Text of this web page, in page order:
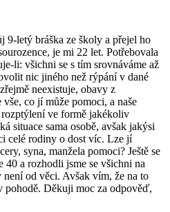
9-letý bráška ze školy a přejel ho
je mi 22 let. Potřebovala
li: všichni se s tím srovnáváme až
nic jiného než rýpání v dané
neexistuje, obavy z
co jí může pomoci, a naše
ve formě jakékoliv
situace sama osobě, avšak jakýsi
celé rodiny o dost víc. Lze jí
syna, manžela pomoci? Ještě se
40 a rozhodli jsme se všichni na
od věci. Avšak vím, že na to
pohodě. Děkuji moc za odpověď,